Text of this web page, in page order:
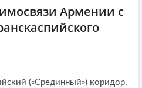
Армении с
(«Срединный») коридор,